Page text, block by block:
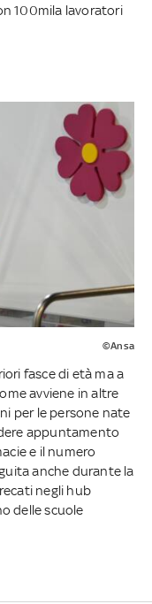
100mila lavoratori
©Ansa
fasce di età ma a
avviene in altre
per le persone nate
appuntamento
e il numero
anche durante la
negli hub
delle scuole